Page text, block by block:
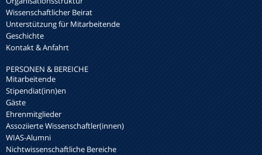
Wissenschaftlicher Beirat
Unterstützung für Mitarbeitende
Geschichte
Kontakt & Anfahrt
PERSONEN & BEREICHE
Mitarbeitende
Stipendiat(inn)en
Gäste
Ehrenmitglieder
Assoziierte Wissenschaftler(innen)
WIAS-Alumni
Nichtwissenschaftliche Bereiche